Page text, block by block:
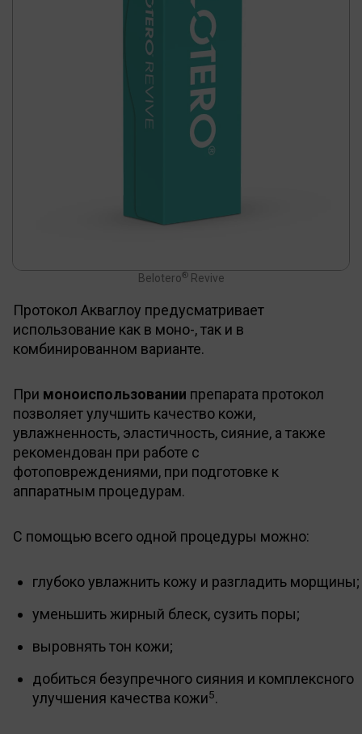
Belotero®Revive
Протокол Акваглоу предусматривает
использование как в моно-, так и в
комбинированном варианте.
При моноиспользовании препарата протокол
позволяет улучшить качество кожи,
увлажненность, эластичность, сияние, а также
рекомендован при работе с
фотоповреждениями, при подготовке к
аппаратным процедурам.
С помощью всего одной процедуры можно:
глубоко увлажнить кожу и разгладить морщины;
уменьшить жирный блеск, сузить поры;
выровнять тон кожи;
добиться безупречного сияния и комплексного
улучшения качества кожи5.